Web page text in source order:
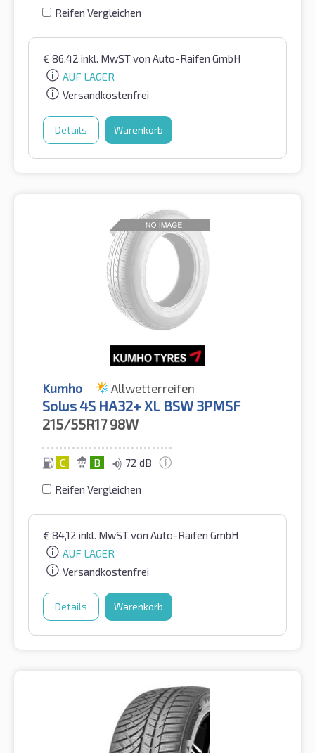
Reifen Vergleichen
€ 86,42 inkl. MwSTvon Auto-Raifen GmbH
AUF LAGER
Versandkostenfrei
Details Warenkorb
Kumho Allwetterreifen
Solus 4S HA32+ XL BSW 3PMSF
215/55R17 98W
C B 72 dB
Reifen Vergleichen
€ 84,12 inkl. MwSTvon Auto-Raifen GmbH
AUF LAGER
Versandkostenfrei
Details Warenkorb